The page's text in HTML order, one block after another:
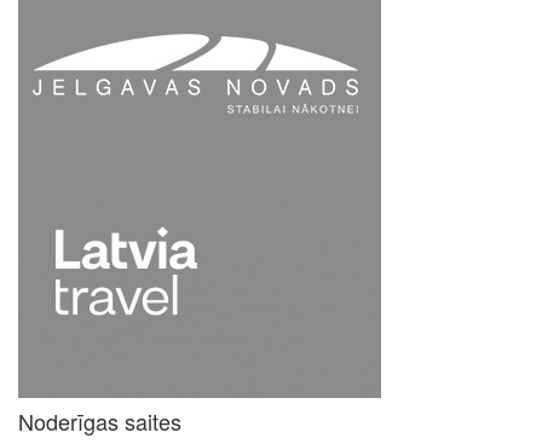
Noderīgas saites